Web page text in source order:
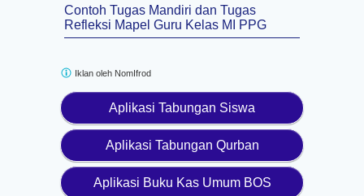
Contoh Tugas Mandiri dan Tugas
Refleksi Mapel Guru Kelas MI PPG
Aplikasi Tabungan Siswa
Aplikasi Tabungan Qurban
Aplikasi Buku Kas Umum BOS
Iklan oleh NomIfrod